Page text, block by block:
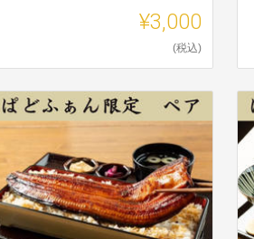
¥3,000
(税込)